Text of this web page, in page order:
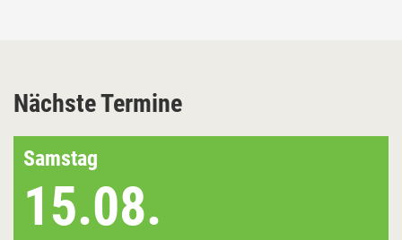
Nächste Termine
Samstag
15.08.